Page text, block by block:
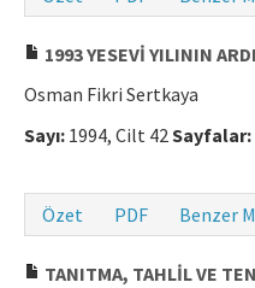
1993 YESEVİ YILININ
Osman Fikri Sertkaya
Sayı: 1994, Cilt 42Sayfalar:
Özet
PDF Benzer
TANITMA, TAHLİL VE